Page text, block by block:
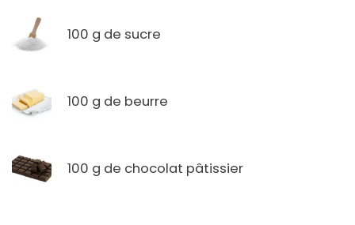
100 g de sucre
100 g de beurre
100 g de chocolat pâtissier